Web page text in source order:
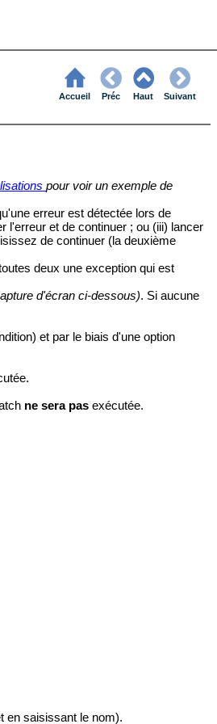
Accueil Préc Haut Suivant
pour voir un exemple de
erreur est détectée lors de
l'erreur et de continuer ; ou (iii) lancer
de continuer (la deuxième
deux une exception qui est
d'écran ci-dessous). Si aucune
et par le biais d'une option
ne sera pasexécutée.
en saisissant le nom).